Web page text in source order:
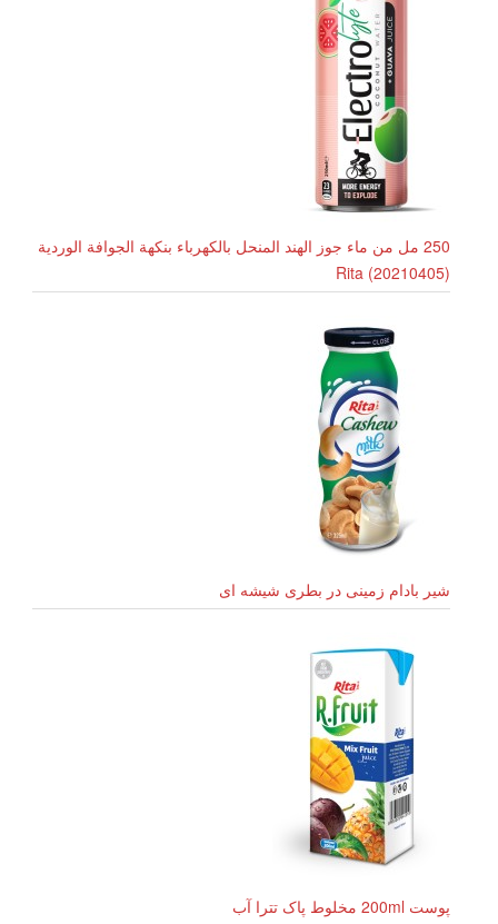
250 مل من ماء جوز الهند المنحل بالكهرباء بنكهة الجوافة الوردية
Rita (20210405)
شیر بادام زمینی در بطری شیشه ای
پوست 200ml مخلوط پاک تترا آب